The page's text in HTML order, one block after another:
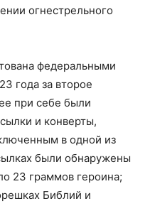
огнестрельного
федеральными
года за второе
при себе были
и конверты,
в одной из
были обнаружены
23 граммов героина;
Библий и